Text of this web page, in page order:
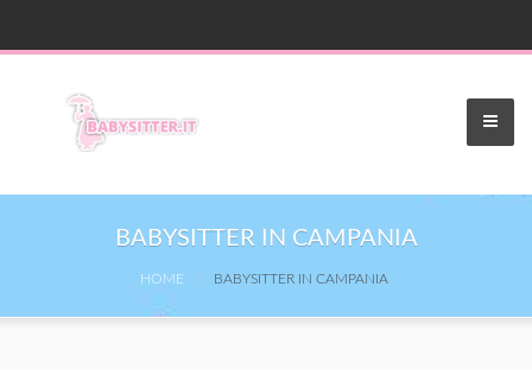
BABYSITTER IN CAMPANIA
HOME BABYSITTER IN CAMPANIA